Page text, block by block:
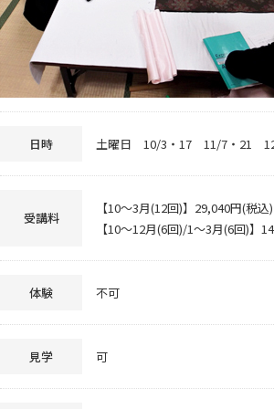
日時 土曜日 10/3・17 11/7・21
受講料
【10～3月(12回)】29,040円(税込)
【10～12月(6回)/1～3月(6回)】
体験 不可
見学 可